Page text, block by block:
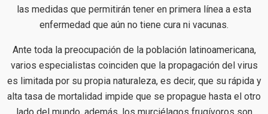
las medidas que permitirán tener en primera línea a esta
enfermedad que aún no tiene cura ni vacunas.
Ante toda la preocupación de la población latinoamericana,
varios especialistas coinciden que la propagación del virus
es limitada por su propia naturaleza, es decir, que su rápida y
alta tasa de mortalidad impide que se propague hasta el otro